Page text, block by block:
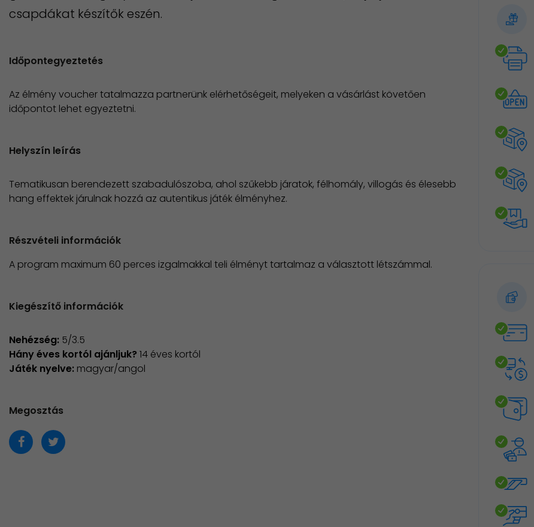
csapdákat készítők eszén.
Időpontegyeztetés
Az élmény voucher tatalmazza partnerünk elérhetőségeit, melyeken a vásárlást követően
időpontot lehet egyeztetni.
Helyszín leírás
Tematikusan berendezett szabadulószoba, ahol szűkebb járatok, félhomály, villogás és élesebb
hang effektek járulnak hozzá az autentikus játék élményhez.
Részvételi információk
A program maximum 60 perces izgalmakkal teli élményt tartalmaz a választott létszámmal.
Kiegészítő információk
Nehézség: 5/3.5
Hány éves kortól ajánljuk? 14 éves kortól
Játék nyelve: magyar/angol
Megosztás